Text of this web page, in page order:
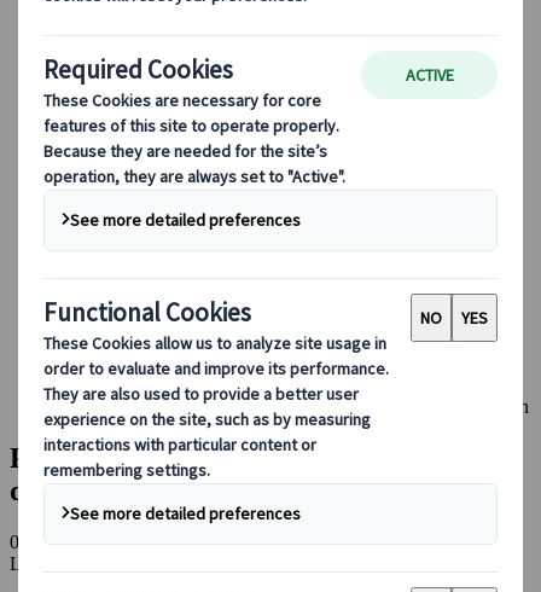
Le Japon au fil des saisons
Les incontournables du Japon
La culture japonaise
La gastronomie japonaise
Explorer le Japon en train
Questions fréquentes
Informations utiles
Règles du savoir-vivre au Japon
Conduire au Japon
Réserver avec nous
Japan Rail Pass
Hébergement
Consultation en ligne
Japanspecialist
Blog
Le Japon au fil des saisons
Pourquoi Hokkaidō est la meilleure destination d’été au Japon
Pourquoi Hokkaidō est la meilleure
destination d’été au Japon
08 juil. 2025
Le Japon au fil des saisons